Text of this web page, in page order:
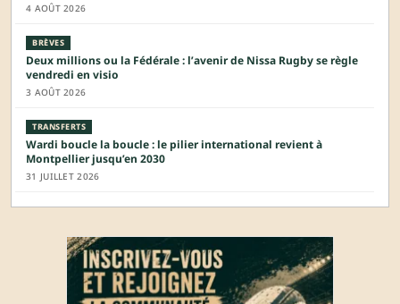
4 AOÛT 2026
BRÈVES
Deux millions ou la Fédérale : l’avenir de Nissa Rugby se règle
vendredi en visio
3 AOÛT 2026
TRANSFERTS
Wardi boucle la boucle : le pilier international revient à
Montpellier jusqu’en 2030
31 JUILLET 2026